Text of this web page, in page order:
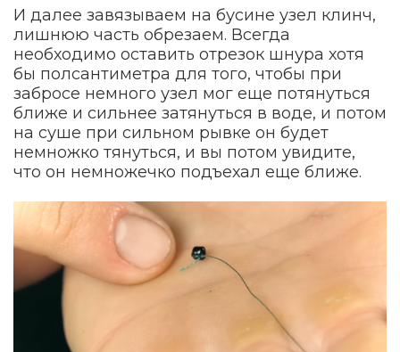
И далее завязываем на бусине узел клинч,
лишнюю часть обрезаем. Всегда
необходимо оставить отрезок шнура хотя
бы полсантиметра для того, чтобы при
забросе немного узел мог еще потянуться
ближе и сильнее затянуться в воде, и потом
на суше при сильном рывке он будет
немножко тянуться, и вы потом увидите,
что он немножечко подъехал еще ближе.